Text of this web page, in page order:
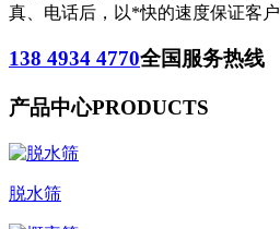
真、电话后，以*快的速度保证客户
138 4934 4770全国服务热线
产品中心PRODUCTS
脱水筛